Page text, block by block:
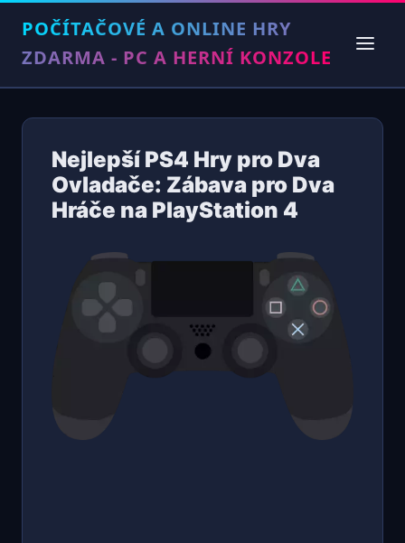
POČÍTAČOVÉ A ONLINE HRY
ZDARMA - PC A HERNÍ KONZOLE
Nejlepší PS4 Hry pro Dva
Ovladače: Zábava pro Dva
Hráče na PlayStation 4